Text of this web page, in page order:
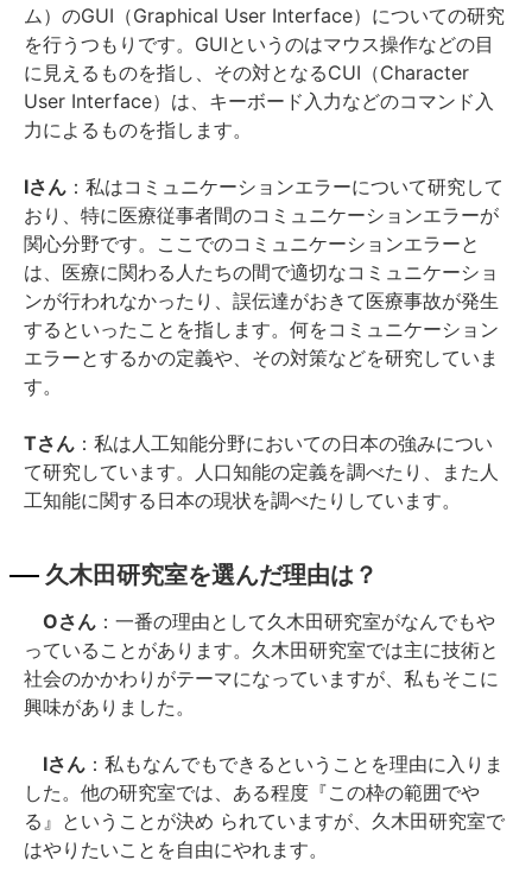
ム）のGUI（Graphical User Interface）についての研究
を行うつもりです。GUIというのはマウス操作などの目
に見えるものを指し、その対となるCUI（Character
User Interface）は、キーボード入力などのコマンド入
力によるものを指します。
Iさん ：私はコミュニケーションエラーについて研究して
おり、特に医療従事者間のコミュニケーションエラーが
関心分野です。ここでのコミュニケーションエラーと
は、医療に関わる人たちの間で適切なコミュニケーショ
ンが行われなかったり、誤伝達がおきて医療事故が発生
するといったことを指します。何をコミュニケーション
エラーとするかの定義や、その対策などを研究していま
す。
Tさん ：私は人工知能分野においての日本の強みについ
て研究しています。人口知能の定義を調べたり、また人
工知能に関する日本の現状を調べたりしています。
久木田研究室を選んだ理由は？
Oさん ：一番の理由として久木田研究室がなんでもや
っていることがあります。久木田研究室では主に技術と
社会のかかわりがテーマになっていますが、私もそこに
興味がありました。
Iさん ：私もなんでもできるということを理由に入りま
した。他の研究室では、ある程度『この枠の範囲でや
る』ということが決め られていますが、久木田研究室で
はやりたいことを自由にやれます。